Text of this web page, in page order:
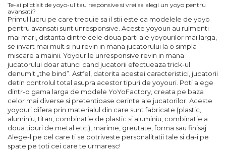
Te-ai plictisit de yoyo-ul tau responsive si vrei sa alegi un yoyo pentru
avansati?
Primul lucru pe care trebuie sa il stii este ca modelele de yoyo
pentru avansati sunt unresponsive. Aceste yoyouri au rulmenti
mai mari, distanta dintre cele doua parti ale yoyourilor mai larga,
se invart mai mult si nu revin in mana jucatorului la o simpla
miscare a mainii. Yoyourile unresponsive revin in mana
jucatorului doar atunci cand jucatorii efectueaza trick-ul
denumit „the bind”. Astfel, datorita acestei caracteristici, jucatorii
detin controlul total asupra acestor tipuri de yoyouri. Poti alege
dintr-o gama larga de modele YoYoFactory, creata pe baza
celor mai diverse si pretentioase cerinte ale jucatorilor. Aceste
yoyouri difera prin materialul din care sunt fabricate (plastic,
aluminiu, titan, combinatie de plastic si aluminiu, combinatie a
doua tipuri de metal etc.), marime, greutate, forma sau finisaj.
Alege-l pe cel care ti se potriveste personalitatii tale si da-i pe
spate pe toti cei care te urmaresc!